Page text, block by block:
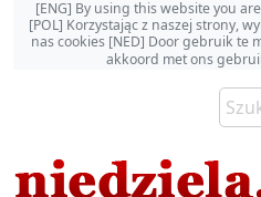
[ENG] By using this website you
[POL] Korzystając z naszej strony,
nas cookies [NED] Door gebruik te
akkoord met ons